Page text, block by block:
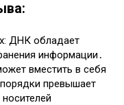
ДНК обладает
информации․
вместить в себя
превышает